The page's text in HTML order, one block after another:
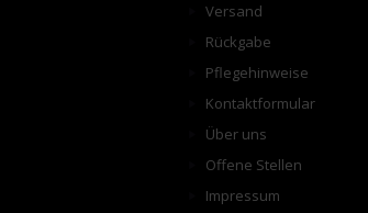
Versand
Rückgabe
Pflegehinweise
Kontaktformular
Über uns
Offene Stellen
Impressum